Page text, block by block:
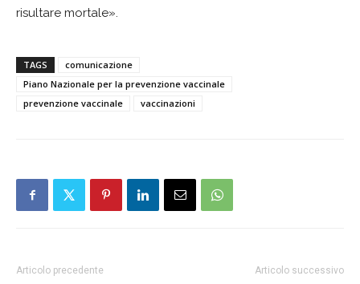
risultare mortale».
TAGS
comunicazione
Piano Nazionale per la prevenzione vaccinale
prevenzione vaccinale
vaccinazioni
Articolo precedente Articolo successivo